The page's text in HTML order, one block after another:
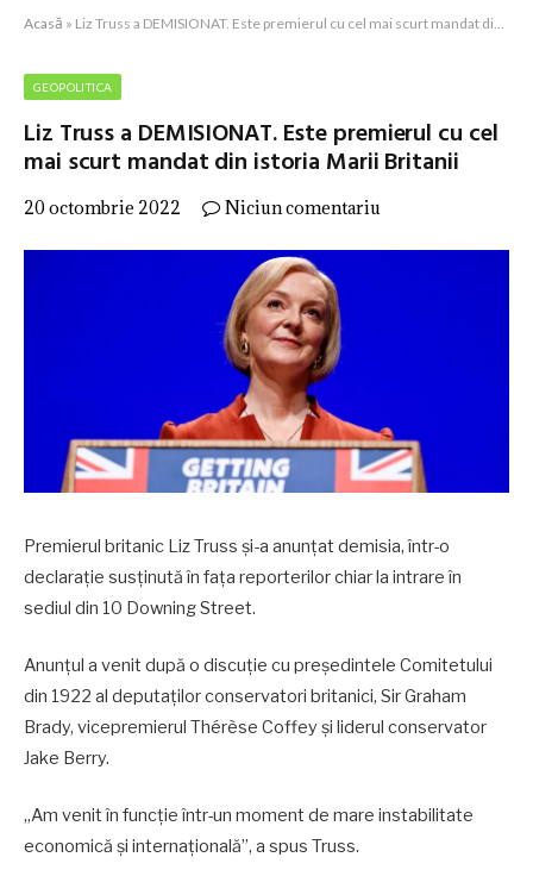
Acasă » Liz Truss a DEMISIONAT. Este premierul cu cel mai scurt mandat din istoria Marii Britanii
GEOPOLITICA
Liz Truss a DEMISIONAT. Este premierul cu cel
mai scurt mandat din istoria Marii Britanii
20 octombrie 2022 Niciun comentariu
Premierul britanic Liz Truss și-a anunțat demisia, într-o
declarație susținută în fața reporterilor chiar la intrare în
sediul din 10 Downing Street.
Anunțul a venit după o discuție cu președintele Comitetului
din 1922 al deputaţilor conservatori britanici, Sir Graham
Brady, vicepremierul Thérèse Coffey și liderul conservator
Jake Berry.
„Am venit în funcție într-un moment de mare instabilitate
economică și internațională”, a spus Truss.